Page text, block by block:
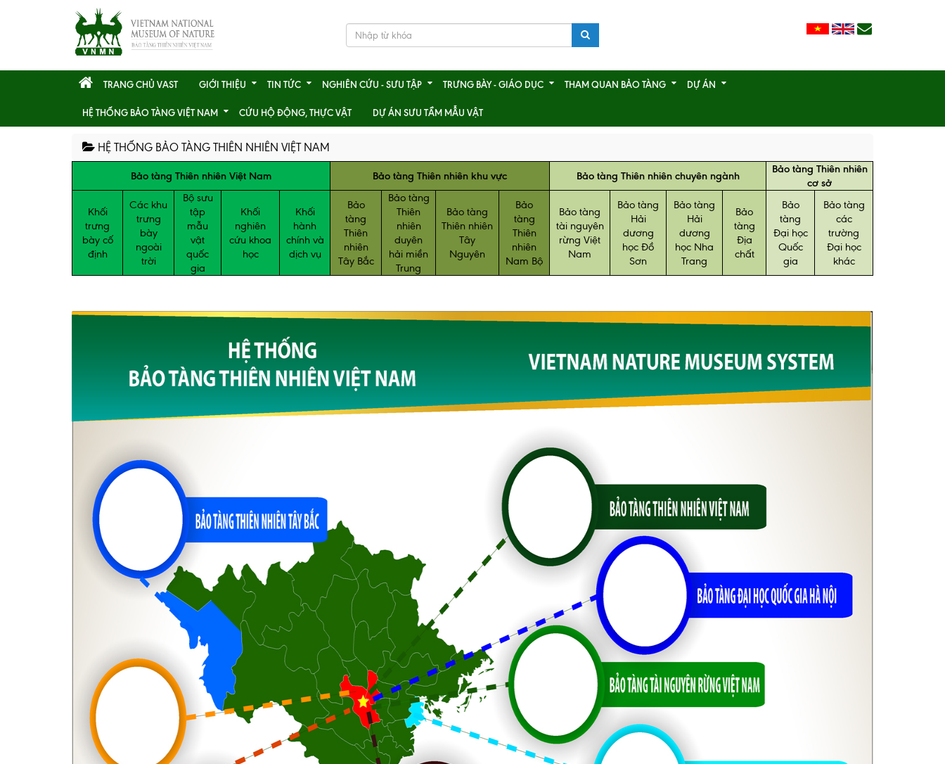
TRANG CHỦ VAST GIỚI THIỆU TIN TỨC NGHIÊN CỨU - SƯU TẬP TRƯNG BÀY - GIÁO DỤC THAM QUAN BẢO TÀNG DỰ ÁN
HỆ THỐNG BẢO TÀNG VIỆT NAM CỨU HỘ ĐỘNG, THỰC VẬT DỰ ÁN SƯU TẦM MẪU VẬT
HỆ THỐNG BẢO TÀNG THIÊN NHIÊN VIỆT NAM
Bảo tàng Thiên nhiên Việt Nam Bảo tàng Thiên nhiên khu vực Bảo tàng Thiên nhiên chuyên ngành
Bảo tàng Thiên nhiên
cơ sở
Khối
trưng
bày cố
định
Các khu
trưng
bày
ngoài
trời
Bộ sưu
tập
mẫu
vật
quốc
gia
Khối
nghiên
cứu khoa
học
Khối
hành
chính và
dịch vụ
Bảo
tàng
Thiên
nhiên
Tây Bắc
Bảo tàng
Thiên
nhiên
duyên
hải miền
Trung
Bảo tàng
Thiên nhiên
Tây
Nguyên
Bảo
tàng
Thiên
nhiên
Nam Bộ
Bảo tàng
tài nguyên
rừng Việt
Nam
Bảo tàng
Hải
dương
học Đồ
Sơn
Bảo tàng
Hải
dương
học Nha
Trang
Bảo
tàng
Địa
chất
Bảo
tàng
Đại học
Quốc
gia
Bảo tàng
các
trường
Đại học
khác